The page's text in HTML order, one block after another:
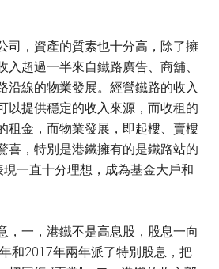
司，資產的質素也十分高，除了擁
入超過一半來自鐵路廣告、商舖、
沿線的物業發展。經營鐵路的收入
以提供穩定的收入來源，而收租的
租金，而物業發展，即起樓、賣樓
喜，特別是港鐵擁有的是鐵路站的
現一直十分理想，成為基金大戶和
，一，港鐵不是高息股，股息一向
和2017年兩年派了特別股息，把